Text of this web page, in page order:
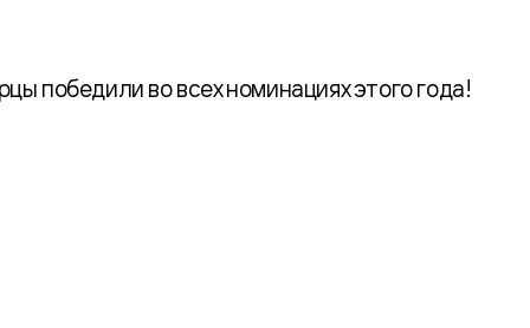
победили во всех номинациях этого года!